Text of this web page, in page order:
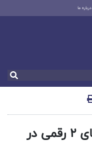
درباره ما
دومین روز متوالی فوتی‌های ۲ رقمی در